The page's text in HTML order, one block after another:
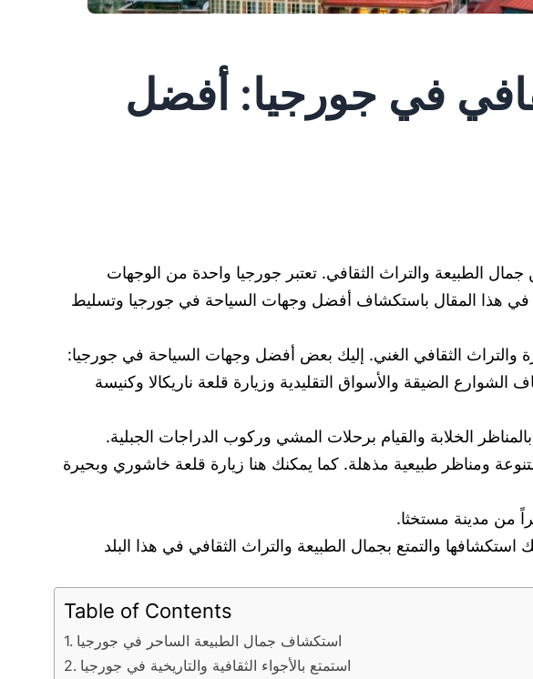
في جورجيا: أفضل
الطبيعة والتراث الثقافي. تعتبر جورجيا واحدة من الوجهات
في هذا المقال باستكشاف أفضل وجهات السياحة في جورجيا وتسليط
والتراث الثقافي الغني. إليك بعض أفضل وجهات السياحة في جورجيا:
الضيقة والأسواق التقليدية وزيارة قلعة ناريكالا وكنيسة
ومناظر طبيعية مذهلة. كما يمكنك هنا زيارة قلعة خاشوري وبحيرة
والتمتع بجمال الطبيعة والتراث الثقافي في هذا البلد
Table of Contents
استكشاف جمال الطبيعة الساحر في جورجيا
استمتع بالأجواء الثقافية والتاريخية في جورجيا